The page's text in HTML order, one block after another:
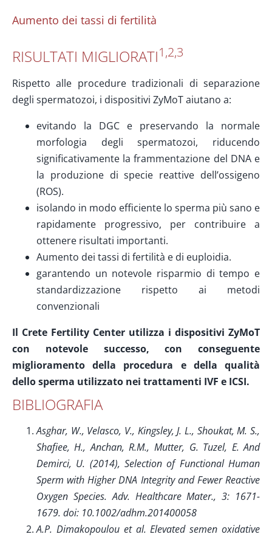
Aumento dei tassi di fertilità
RISULTATI MIGLIORATI1,2,3
Rispetto alle procedure tradizionali di separazione
degli spermatozoi, i dispositivi ΖyMoT aiutano a:
evitando la DGC e preservando la normale
morfologia degli spermatozoi, riducendo
significativamente la frammentazione del DNA e
la produzione di specie reattive dell’ossigeno
(ROS).
isolando in modo efficiente lo sperma più sano e
rapidamente progressivo, per contribuire a
ottenere risultati importanti.
Aumento dei tassi di fertilità e di euploidia.
garantendo un notevole risparmio di tempo e
standardizzazione rispetto ai metodi
convenzionali
Il Crete Fertility Center utilizza i dispositivi ZyMoT
con notevole successo, con conseguente
miglioramento della procedura e della qualità
dello sperma utilizzato nei trattamenti IVF e ICSI.
BIBLIOGRAFIA
Asghar, W., Velasco, V., Kingsley, J. L., Shoukat, M. S.,
Shafiee, H., Anchan, R.M., Mutter, G. Tuzel, E. And
Demirci, U. (2014), Selection of Functional Human
Sperm with Higher DNA Integrity and Fewer Reactive
Oxygen Species. Adv. Healthcare Mater., 3: 1671-
1679. doi: 10.1002/adhm.201400058
A.P. Dimakopoulou et al. Elevated semen oxidative